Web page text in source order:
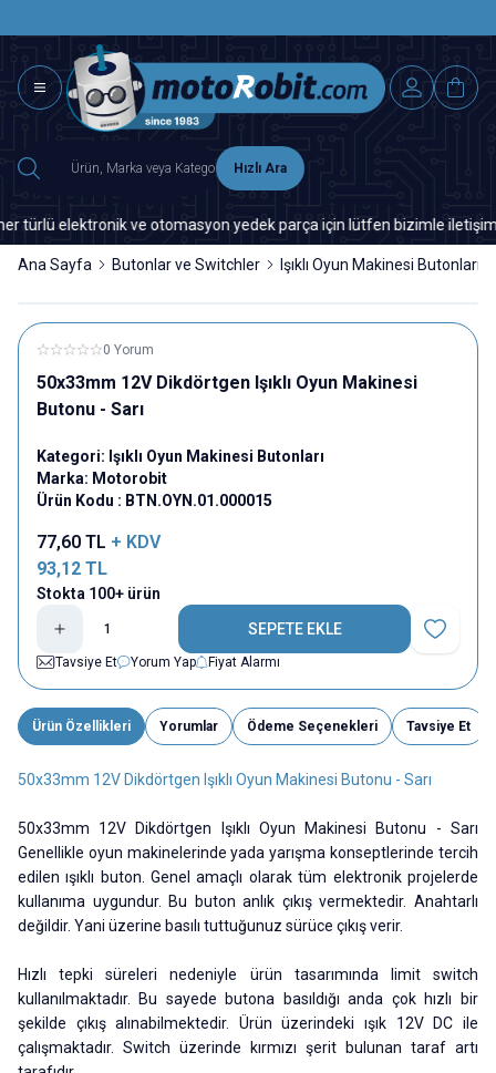
Hızlı Ara
elektronik ve otomasyon yedek parça için lütfen bizimle iletişime
Ana Sayfa Butonlar ve Switchler Işıklı Oyun Makinesi Butonları
0 Yorum
50x33mm 12V Dikdörtgen Işıklı Oyun Makinesi
Butonu - Sarı
Kategori: Işıklı Oyun Makinesi Butonları
Marka: Motorobit
Ürün Kodu : BTN.OYN.01.000015
77,60 TL + KDV
93,12 TL
Stokta 100+ ürün
SEPETE EKLE
Favoriye
Tavsiye Et
Yorum Yap Fiyat Alarmı
Ürün Özellikleri Yorumlar Ödeme Seçenekleri Tavsiye Et
50x33mm 12V Dikdörtgen Işıklı Oyun Makinesi Butonu - Sarı
50x33mm 12V Dikdörtgen Işıklı Oyun Makinesi Butonu - Sarı
Genellikle oyun makinelerinde yada yarışma konseptlerinde tercih
edilen ışıklı buton. Genel amaçlı olarak tüm elektronik projelerde
kullanıma uygundur. Bu buton anlık çıkış vermektedir. Anahtarlı
değildir. Yani üzerine basılı tuttuğunuz sürüce çıkış verir.
Hızlı tepki süreleri nedeniyle ürün tasarımında limit switch
kullanılmaktadır. Bu sayede butona basıldığı anda çok hızlı bir
şekilde çıkış alınabilmektedir. Ürün üzerindeki ışık 12V DC ile
çalışmaktadır. Switch üzerinde kırmızı şerit bulunan taraf artı